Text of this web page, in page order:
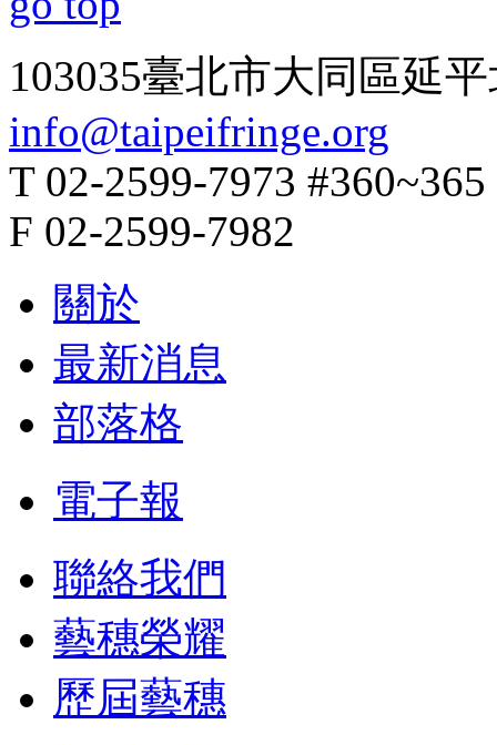
103035臺北市大同區延
info@taipeifringe.org
T 02-2599-7973 #360~365
F 02-2599-7982
關於
最新消息
部落格
電子報
聯絡我們
藝穗榮耀
歷屆藝穗